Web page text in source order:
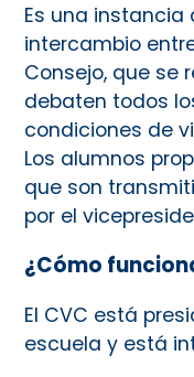
Es una
intercambio
Consejo, que se
debaten todos
condiciones de
Los alumnos
que son
por el
¿Cómo
El CVC está
escuela y está